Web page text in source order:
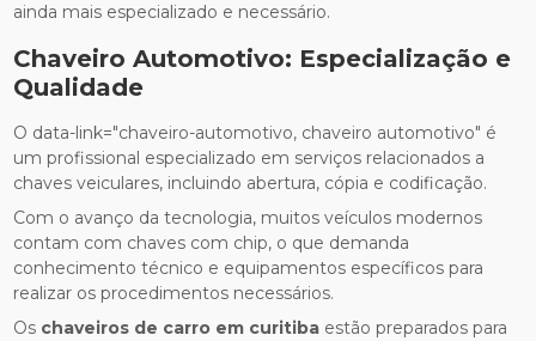
ainda mais especializado e necessário.
Chaveiro Automotivo: Especialização e
Qualidade
O data-link="chaveiro-automotivo, chaveiro automotivo" é
um profissional especializado em serviços relacionados a
chaves veiculares, incluindo abertura, cópia e codificação.
Com o avanço da tecnologia, muitos veículos modernos
contam com chaves com chip, o que demanda
conhecimento técnico e equipamentos específicos para
realizar os procedimentos necessários.
Os chaveiros de carro em curitiba estão preparados para